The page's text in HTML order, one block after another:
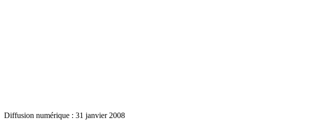
Diffusion numérique : 31 janvier 2008